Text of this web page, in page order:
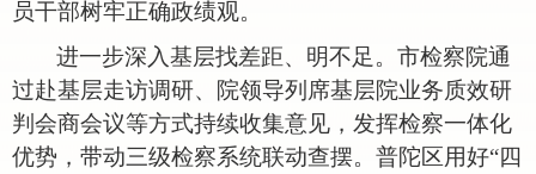
员干部树牢正确政绩观。
进一步深入基层找差距、明不足。市检察院通
过赴基层走访调研、院领导列席基层院业务质效研
判会商会议等方式持续收集意见，发挥检察一体化
优势，带动三级检察系统联动查摆。普陀区用好“四